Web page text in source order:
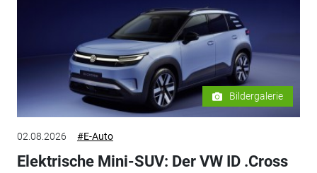
Bildergalerie
02.08.2026 #E-Auto
Elektrische Mini-SUV: Der VW ID .Cross